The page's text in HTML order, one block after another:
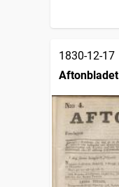
1830-12-17
Aftonbladet